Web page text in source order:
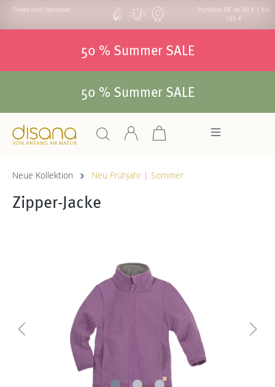
Direkt vom Hersteller
Portofrei DE ab 80 € | EU
150 €
50 % Summer SALE
50 % Summer SALE
Neue Kollektion Neu Frühjahr | Sommer
Zipper-Jacke